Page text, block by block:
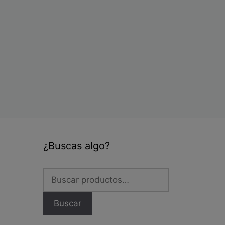
¿Buscas algo?
por:
Buscar